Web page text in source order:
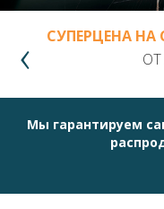
СУПЕРЦЕНА НА
ОТ
Мы гарантируем